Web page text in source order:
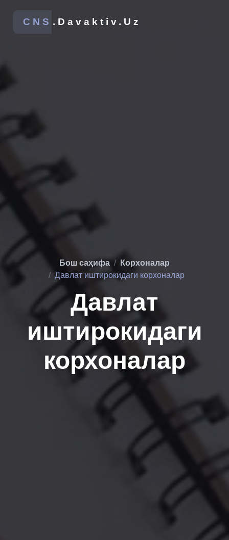
CNS .Davaktiv.Uz
Бош саҳифа
Корхоналар
Давлат иштирокидаги корхоналар
Давлат
иштирокидаги
корхоналар